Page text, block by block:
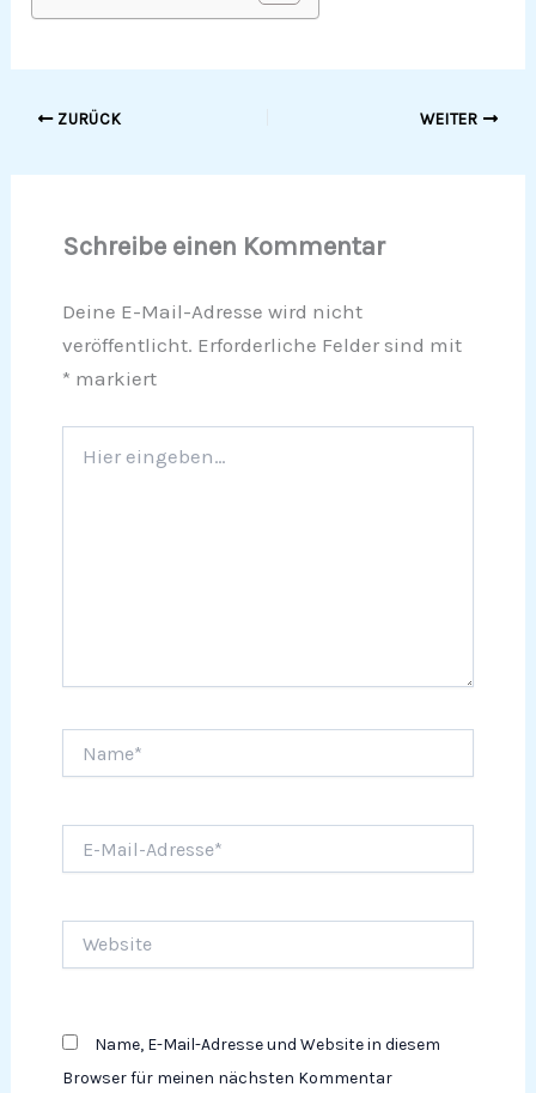
ZURÜCK WEITER
Schreibe einen Kommentar
Deine E-Mail-Adresse wird nicht
veröffentlicht. Erforderliche Felder sind mit
* markiert
eingeben…
Mail-
Name, E-Mail-Adresse und Website in diesem
Browser für meinen nächsten Kommentar